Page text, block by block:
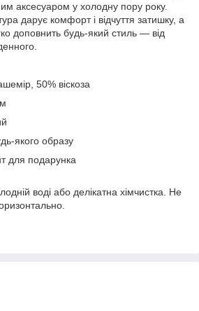
аксесуаром у холодну пору року.
дарує комфорт і відчуття затишку, а
доповнить будь-який стиль — від
50% віскоза
якого образу
для подарунка
воді або делікатна хімчистка. Не